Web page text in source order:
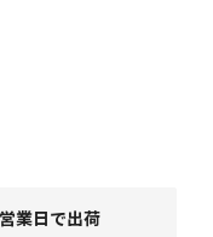
業日で出荷